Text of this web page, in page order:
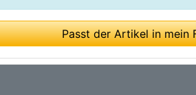
Passt der Artikel in mein